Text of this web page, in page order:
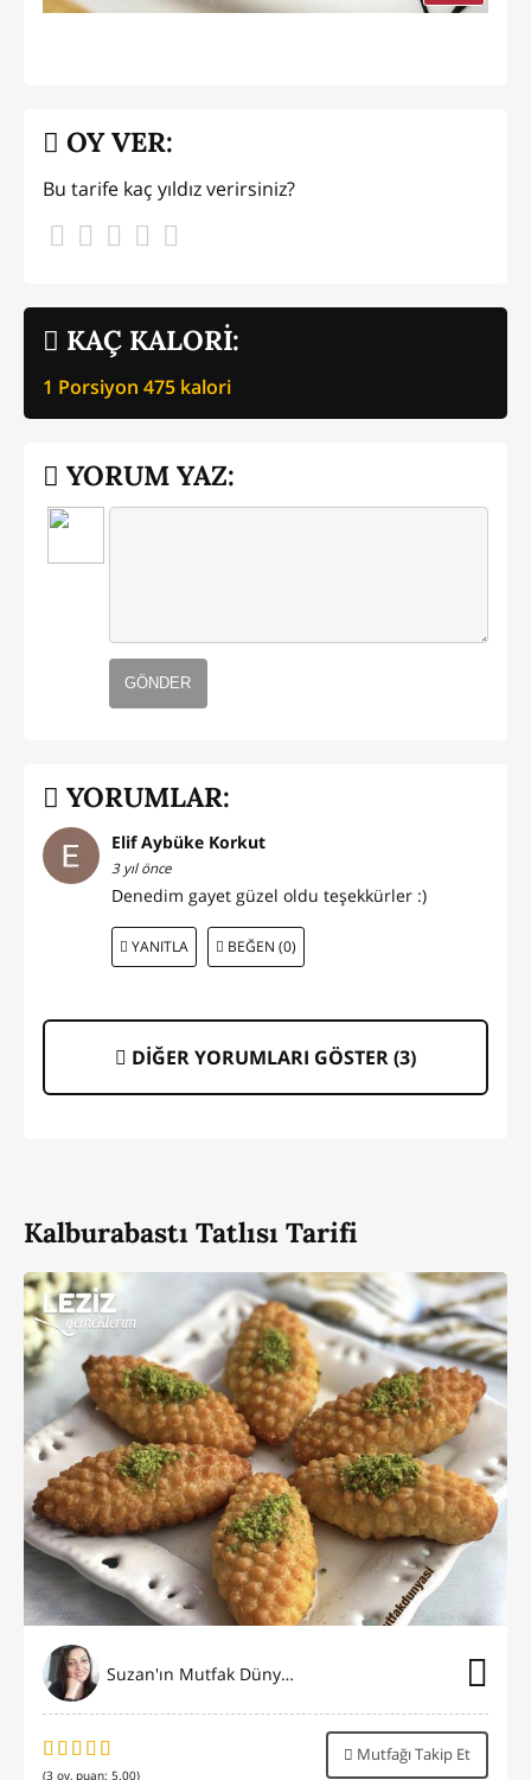
KAÇ KALORİ:
1 Porsiyon 475 kalori
OY VER:
Bu tarife kaç yıldız verirsiniz?
YORUM YAZ:
GÖNDER
YORUMLAR:
Elif Aybüke Korkut
3 yıl önce
Denedim gayet güzel oldu teşekkürler :)
YANITLA BEĞEN (0)
DİĞER YORUMLARI GÖSTER (3)
Kalburabastı Tatlısı Tarifi
Suzan'ın Mutfak Dünyası
(3 oy, puan: 5.00)
Mutfağı Takip Et